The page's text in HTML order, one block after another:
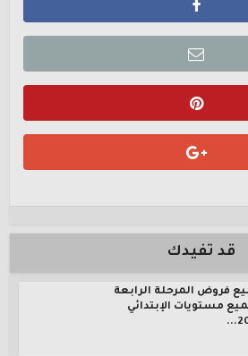
قد تفيدك
فروض المرحلة الرابعة
مستويات الإبتدائي